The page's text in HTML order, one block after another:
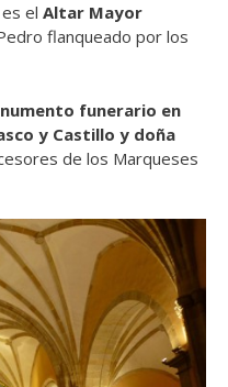
el Altar Mayor
flanqueado por los
funerario en
y Castillo y doña
de los Marqueses